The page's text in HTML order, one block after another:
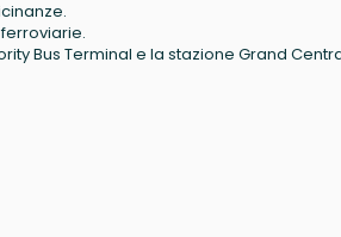
Bus Terminal e la stazione Grand